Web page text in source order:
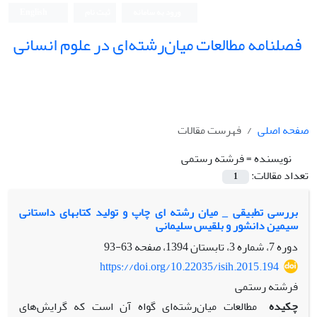
فصلنامه مطالعات میان‌رشته‌ای در علوم انسانی
صفحه اصلی
فهرست مقالات
نویسنده =فرشته رستمی
تعداد مقالات:
1
بررسی تطبیقی _ میان رشته ای چاپ و تولید کتابهای داستانی
سیمین دانشور و بلقیس سلیمانی
دوره 7، شماره 3، تابستان 1394، صفحه
63-93
https://doi.org/10.22035/isih.2015.194
فرشته رستمی
چکیده مطالعات میان‌رشته‌ای گواه آن است که گرایش‌های